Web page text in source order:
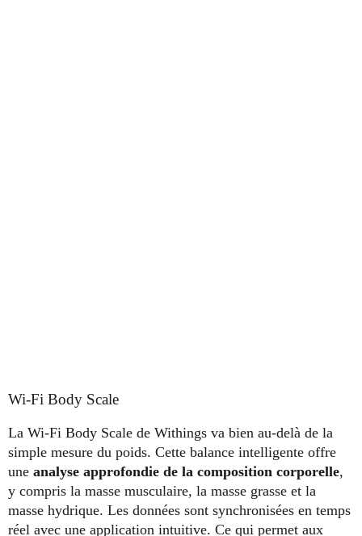
Wi-Fi Body Scale
La Wi-Fi Body Scale de Withings va bien au-delà de la
simple mesure du poids. Cette balance intelligente offre
une analyse approfondie de la composition corporelle,
y compris la masse musculaire, la masse grasse et la
masse hydrique. Les données sont synchronisées en temps
réel avec une application intuitive. Ce qui permet aux